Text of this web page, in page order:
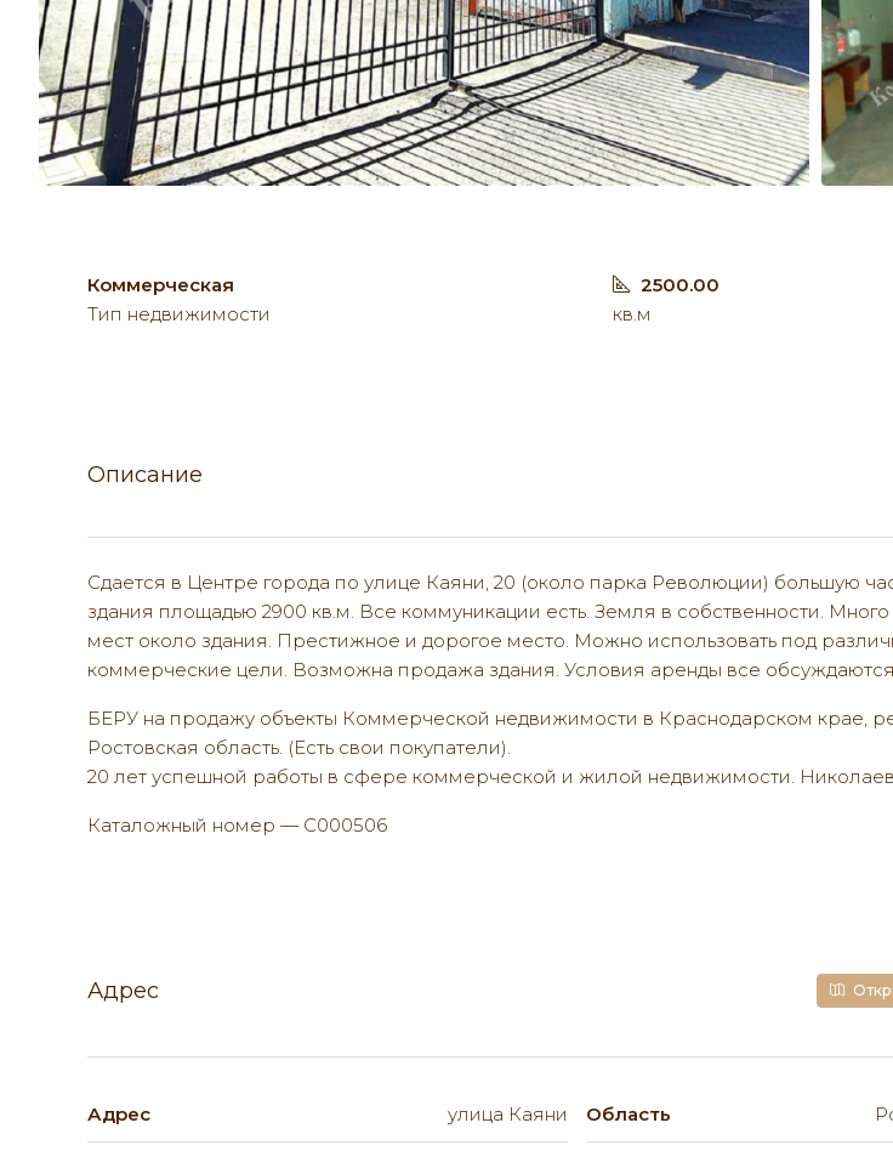
Коммерческая
Тип недвижимости
2500.00
кв.м
Описание
Сдается в Центре города по улице Каяни, 20 (около парка Революции) большую
здания площадью 2900 кв.м. Все коммуникации есть. Земля в собственности.
мест около здания. Престижное и дорогое место. Можно использовать под
коммерческие цели. Возможна продажа здания. Условия аренды все
БЕРУ на продажу объекты Коммерческой недвижимости в Краснодарском крае,
Ростовская область. (Есть свои покупатели).
20 лет успешной работы в сфере коммерческой и жилой недвижимости.
Каталожный номер — C000506
Адрес
Адрес улица Каяни Область